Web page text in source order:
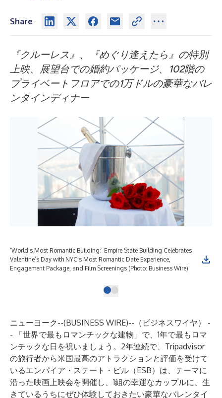
Share
『クルーレス』、『めぐり逢えたら』の特別
上映、展望台での婚約パッケージ、102階の
プライベートフロアでの1万ドルの豪華なバレ
ンタインディナー
‘World’s Most Romantic Building:’ Empire State Building Celebrates
Valentine’s Day with NYC's Most Romantic Date Experience,
Engagement Package, and Film Screenings (Photo: Business Wire)
ニューヨーク--(BUSINESS WIRE)-- （ビジネスワイヤ） -
- 「世界で最もロマンチックな建物」で、1年で最もロマ
ンチックな日を祝いましょう。2年連続で、Tripadvisor
の旅行者から米国最高のアトラクションと評価を受けて
いるエンパイア・ステート・ビル （ESB）は、テーマに
沿った映画上映会を開催し、1組の幸運なカップルに、生
きているうちにぜひ体験しておきたい豪華なバレンタイ